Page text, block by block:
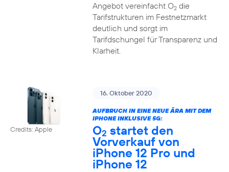
Angebot vereinfacht O2die
Tarifstrukturen im Festnetzmarkt
deutlich und sorgt im
Tarifdschungel für Transparenz und
Klarheit.
Credits: Apple
16. Oktober 2020
AUFBRUCH IN EINE NEUE ÄRA MIT DEM
IPHONE INKLUSIVE 5G:
O2 startet den
Vorverkauf von
iPhone 12 Pro und
iPhone 12